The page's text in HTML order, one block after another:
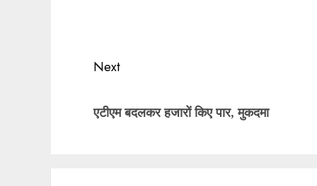
Next
post:
एटीएम बदलकर हजारों किए पार, मुकदमा